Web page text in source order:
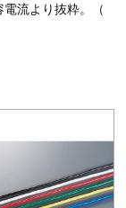
流より抜粋。（